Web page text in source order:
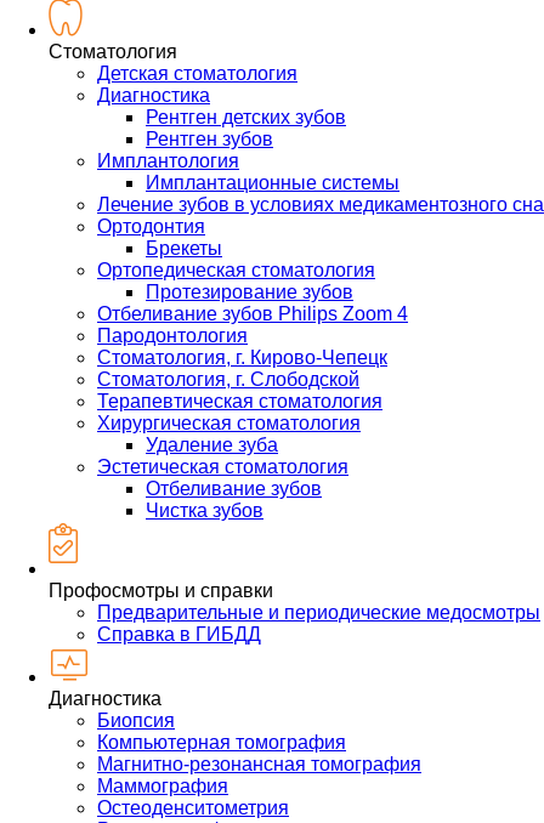
Стоматология
Детская стоматология
Диагностика
Рентген детских зубов
Рентген зубов
Имплантология
Имплантационные системы
Лечение зубов в условиях медикаментозного сна
Ортодонтия
Брекеты
Ортопедическая стоматология
Протезирование зубов
Отбеливание зубов Philips Zoom 4
Пародонтология
Стоматология, г. Кирово-Чепецк
Стоматология, г. Слободской
Терапевтическая стоматология
Хирургическая стоматология
Удаление зуба
Эстетическая стоматология
Отбеливание зубов
Чистка зубов
Профосмотры и справки
Предварительные и периодические медосмотры
Справка в ГИБДД
Диагностика
Биопсия
Компьютерная томография
Магнитно-резонансная томография
Маммография
Остеоденситометрия